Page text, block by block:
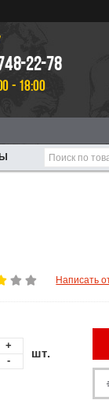
22-78
- 18:00
Написать
+
-
шт.